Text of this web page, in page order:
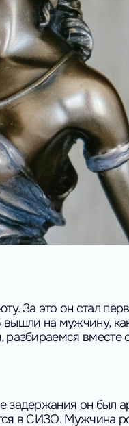
За это он стал
на мужчину,
разбираемся вместе
задержания он был
в СИЗО. Мужчина